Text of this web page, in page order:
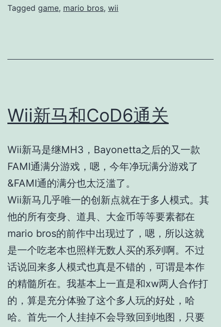
Tagged game, mario bros, wii
Wii新马和CoD6通关
Wii新马是继MH3，Bayonetta之后的又一款
FAMI通满分游戏，嗯，今年净玩满分游戏了
&FAMI通的满分也太泛滥了。
Wii新马几乎唯一的创新点就在于多人模式。其
他的所有变身、道具、大金币等等要素都在
mario bros的前作中出现过了，嗯，所以这就
是一个吃老本也照样无数人买的系列啊。不过
话说回来多人模式也真是不错的，可谓是本作
的精髓所在。我基本上一直是和xw两人合作打
的，算是充分体验了这个多人玩的好处，哈
哈。首先一个人挂掉不会导致回到地图，只要